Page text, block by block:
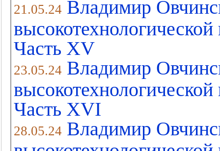
21.05.24 Владимир
Часть XV
23.05.24 Владимир
Часть XVI
28.05.24 Владимир